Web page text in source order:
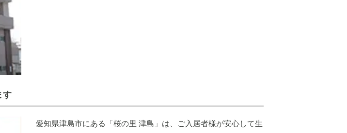
す
愛知県津島市にある「桜の里 津島」は、ご入居者様が安心して生